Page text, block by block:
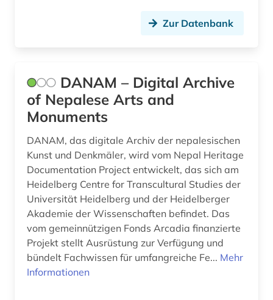
Zur Datenbank
DANAM – Digital Archive
of Nepalese Arts and
Monuments
DANAM, das digitale Archiv der nepalesischen
Kunst und Denkmäler, wird vom Nepal Heritage
Documentation Project entwickelt, das sich am
Heidelberg Centre for Transcultural Studies der
Universität Heidelberg und der Heidelberger
Akademie der Wissenschaften befindet. Das
vom gemeinnützigen Fonds Arcadia finanzierte
Projekt stellt Ausrüstung zur Verfügung und
bündelt Fachwissen für umfangreiche Fe... Mehr
Informationen